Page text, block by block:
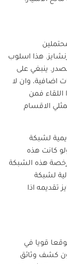
هذا اسلوب
ينبغي على
اضافية، وان لا
فمن
الاقسام
لشبكة
كانت هذه
هذه الشبكة
لشبكة
تقديمه اذا
قويا في
كشف وثائق